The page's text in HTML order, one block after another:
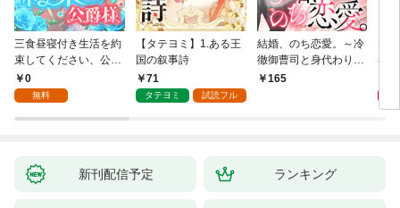
三食昼寝付き生活を約
束してください、公爵
様 1話
0
無料
【タテヨミ】1.ある王
国の叙事詩
71
タテヨミ 試読フル
結婚、のち恋愛。～冷
徹御曹司と身代わり結
婚～1
165
デ
者
新刊配信予定 ランキング